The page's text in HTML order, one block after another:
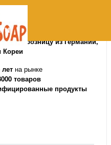
и в розницу из Германии,
Кореи
летна рынке
товаров
продукты